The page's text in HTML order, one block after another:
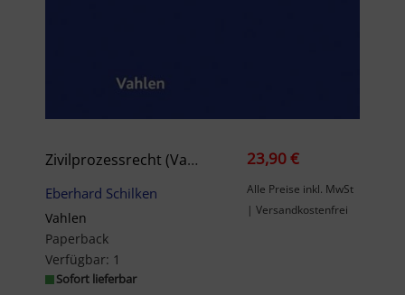
Zivilprozessrecht (Vahlen Jura/Lehrbuch)
Eberhard Schilken
Vahlen
Paperback
Verfügbar: 1
Sofort lieferbar
23,90 €
Alle Preise inkl. MwSt
| Versandkostenfrei